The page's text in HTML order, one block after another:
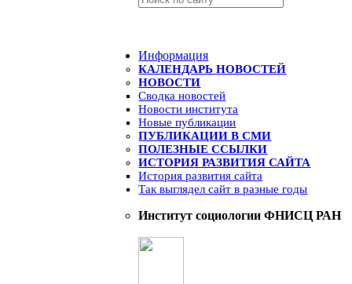
Информация
КАЛЕНДАРЬ НОВОСТЕЙ
НОВОСТИ
Сводка новостей
Новости института
Новые публикации
ПУБЛИКАЦИИ В СМИ
ПОЛЕЗНЫЕ ССЫЛКИ
ИСТОРИЯ РАЗВИТИЯ САЙТА
История развития сайта
Так выглядел сайт в разные годы
Институт социологии ФНИСЦ РАН